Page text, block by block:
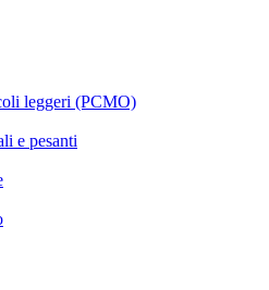
leggeri (PCMO)
e pesanti